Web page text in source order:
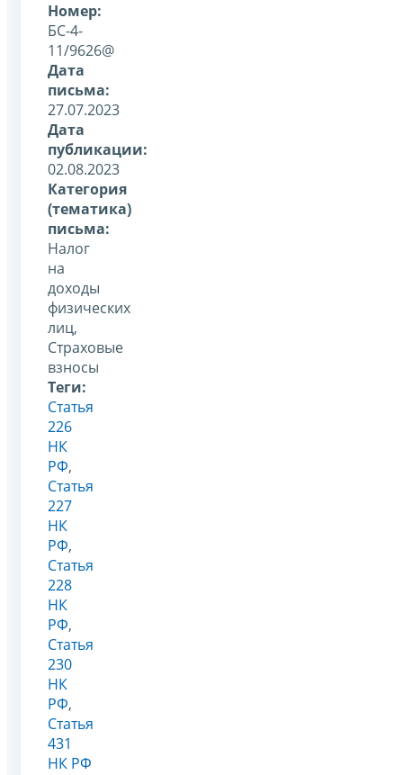
Номер:
БС-4-
11/9626@
Дата
письма:
27.07.2023
Дата
публикации:
02.08.2023
Категория
(тематика)
письма:
Налог
на
доходы
физических
лиц,
Страховые
взносы
Теги:
Статья
226
НК
РФ,
Статья
227
НК
РФ,
Статья
228
НК
РФ,
Статья
230
НК
РФ,
Статья
431
НК РФ